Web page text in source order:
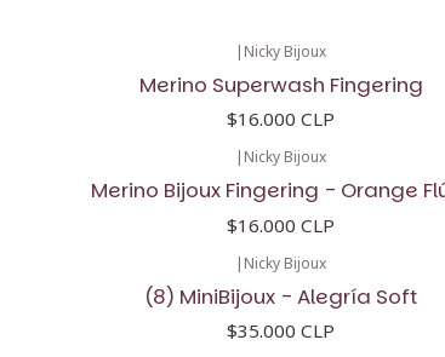
| Nicky Bijoux
Merino Superwash Fingering
$16.000 CLP
| Nicky Bijoux
Merino Bijoux Fingering - Orange
$16.000 CLP
| Nicky Bijoux
(8) MiniBijoux - Alegría Soft
$35.000 CLP